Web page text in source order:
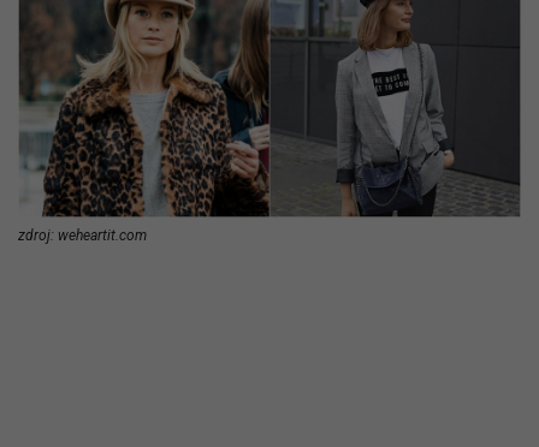
zdroj: weheartit.com